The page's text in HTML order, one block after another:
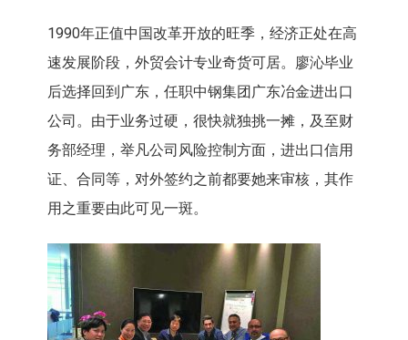
1990年正值中国改革开放的旺季，经济正处在高
速发展阶段，外贸会计专业奇货可居。廖沁毕业
后选择回到广东，任职中钢集团广东冶金进出口
公司。由于业务过硬，很快就独挑一摊，及至财
务部经理，举凡公司风险控制方面，进出口信用
证、合同等，对外签约之前都要她来审核，其作
用之重要由此可见一斑。